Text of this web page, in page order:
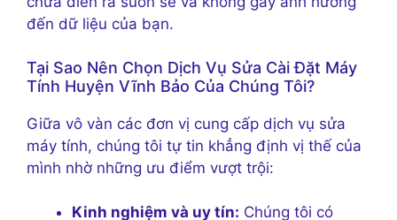
đến dữ liệu của bạn.
Tại Sao Nên Chọn Dịch Vụ Sửa Cài Đặt Máy
Tính Huyện Vĩnh Bảo Của Chúng Tôi?
Giữa vô vàn các đơn vị cung cấp dịch vụ sửa
máy tính, chúng tôi tự tin khẳng định vị thế của
mình nhờ những ưu điểm vượt trội:
Kinh nghiệm và uy tín: Chúng tôi có